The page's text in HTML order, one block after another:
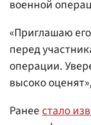
военной
«Приглашаю
перед
операции.
высоко
Ранеестало